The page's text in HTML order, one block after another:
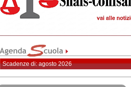
Scadenze di: agosto 2026